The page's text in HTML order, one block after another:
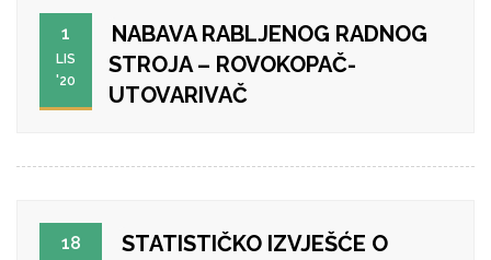
1
LIS
'20
NABAVA RABLJENOG RADNOG
STROJA – ROVOKOPAČ-
UTOVARIVAČ
18
STATISTIČKO IZVJEŠĆE O